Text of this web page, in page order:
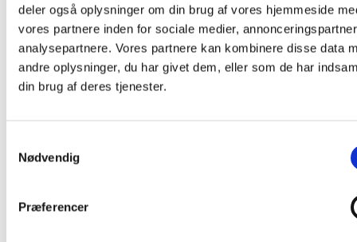
deler også oplysninger om din brug af vores hjemmeside
vores partnere inden for sociale medier,
analysepartnere. Vores partnere kan kombinere disse data
andre oplysninger, du har givet dem, eller som de har
din brug af deres tjenester.
Nødvendig
Præferencer
Borde & stole
Sofaer & lænestole
Belysning Børn
Belysning Børneværelse
Diskolys
Natlampe / Vågelampe